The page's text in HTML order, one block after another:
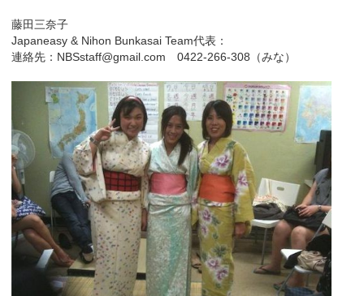
藤田三奈子
Japaneasy & Nihon Bunkasai Team代表：
連絡先：NBSstaff@gmail.com 0422-266-308（みな）